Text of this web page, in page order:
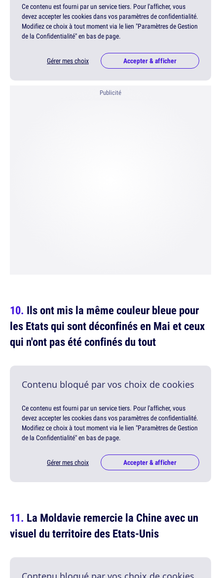
Ce contenu est fourni par un service tiers. Pour l'afficher, vous
devez accepter les cookies dans vos paramètres de confidentialité.
Modifiez ce choix à tout moment via le lien "Paramètres de Gestion
de la Confidentialité" en bas de page.
Gérer mes choix Accepter & afficher
Publicité
Ils ont mis la même couleur bleue pour
les Etats qui sont déconfinés en Mai et ceux
qui n'ont pas été confinés du tout
Contenu bloqué par vos choix de cookies
Ce contenu est fourni par un service tiers. Pour l'afficher, vous
devez accepter les cookies dans vos paramètres de confidentialité.
Modifiez ce choix à tout moment via le lien "Paramètres de Gestion
de la Confidentialité" en bas de page.
Gérer mes choix Accepter & afficher
La Moldavie remercie la Chine avec un
visuel du territoire des Etats-Unis